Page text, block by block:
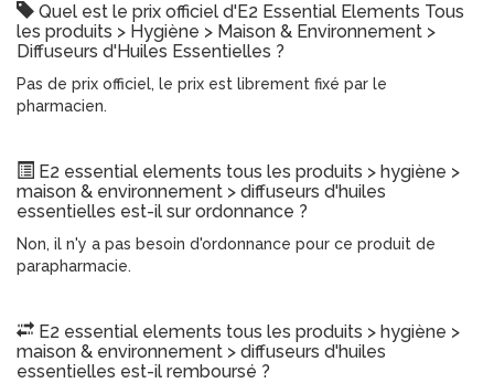
Quel est le prix officiel d'E2 Essential Elements Tous
les produits > Hygiène > Maison & Environnement >
Diffuseurs d'Huiles Essentielles ?
Pas de prix officiel, le prix est librement fixé par le
pharmacien.
E2 essential elements tous les produits > hygiène >
maison & environnement > diffuseurs d'huiles
essentielles est-il sur ordonnance ?
Non, il n'y a pas besoin d'ordonnance pour ce produit de
parapharmacie.
E2 essential elements tous les produits > hygiène >
maison & environnement > diffuseurs d'huiles
essentielles est-il remboursé ?